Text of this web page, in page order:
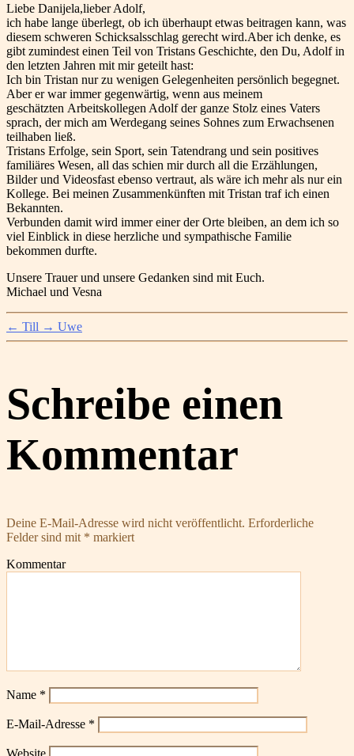
Liebe Danijela,lieber Adolf,
ich habe lange überlegt, ob ich überhaupt etwas beitragen kann, was
diesem schweren Schicksalsschlag gerecht wird.Aber ich denke, es
gibt zumindest einen Teil von Tristans Geschichte, den Du, Adolf in
den letzten Jahren mit mir geteilt hast:
Ich bin Tristan nur zu wenigen Gelegenheiten persönlich begegnet.
Aber er war immer gegenwärtig, wenn aus meinem
geschätzten Arbeitskollegen Adolf der ganze Stolz eines Vaters
sprach, der mich am Werdegang seines Sohnes zum Erwachsenen
teilhaben ließ.
Tristans Erfolge, sein Sport, sein Tatendrang und sein positives
familiäres Wesen, all das schien mir durch all die Erzählungen,
Bilder und Videosfast ebenso vertraut, als wäre ich mehr als nur ein
Kollege. Bei meinen Zusammenkünften mit Tristan traf ich einen
Bekannten.
Verbunden damit wird immer einer der Orte bleiben, an dem ich so
viel Einblick in diese herzliche und sympathische Familie
bekommen durfte.
Unsere Trauer und unsere Gedanken sind mit Euch.
Michael und Vesna
← Till → Uwe
Schreibe einen
Kommentar
Deine E-Mail-Adresse wird nicht veröffentlicht. Erforderliche
Felder sind mit * markiert
Kommentar
Name *
E-Mail-Adresse *